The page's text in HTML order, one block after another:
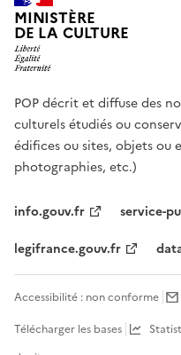
MINISTÈRE
DE LA CULTURE
POP décrit et diffuse des
culturels étudiés ou
édifices ou sites, objets ou
photographies, etc.)
info.gouv.fr
service-
legifrance.gouv.fr
Accessibilité : non conforme
Télécharger les bases